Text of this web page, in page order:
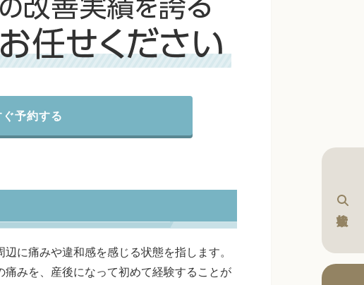
予約する
に痛みや違和感を感じる状態を指します。
みを、産後になって初めて経験することが